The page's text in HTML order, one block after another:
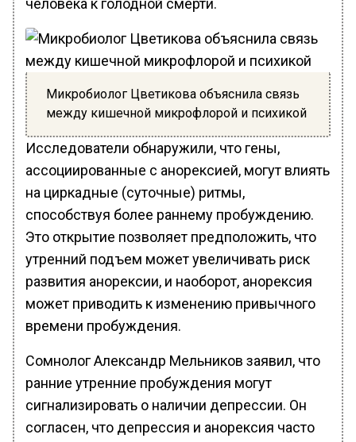
человека к голодной смерти.
Микробиолог Цветикова объяснила связь
между кишечной микрофлорой и психикой
Исследователи обнаружили, что гены,
ассоциированные с анорексией, могут влиять
на циркадные (суточные) ритмы,
способствуя более раннему пробуждению.
Это открытие позволяет предположить, что
утренний подъем может увеличивать риск
развития анорексии, и наоборот, анорексия
может приводить к изменению привычного
времени пробуждения.
Сомнолог Александр Мельников заявил, что
ранние утренние пробуждения могут
сигнализировать о наличии депрессии. Он
согласен, что депрессия и анорексия часто